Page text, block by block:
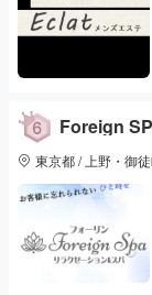
Foreign
東京都 / 上野・御